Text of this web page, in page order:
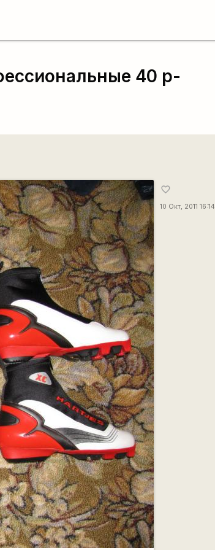
40 р-
favorite_border
10 Окт, 2011 16:14